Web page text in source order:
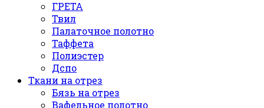
ГРЕТА
Твил
Палаточное полотно
Таффета
Полиэстер
Дспо
Ткани на отрез
Бязь на отрез
Вафельное полотно